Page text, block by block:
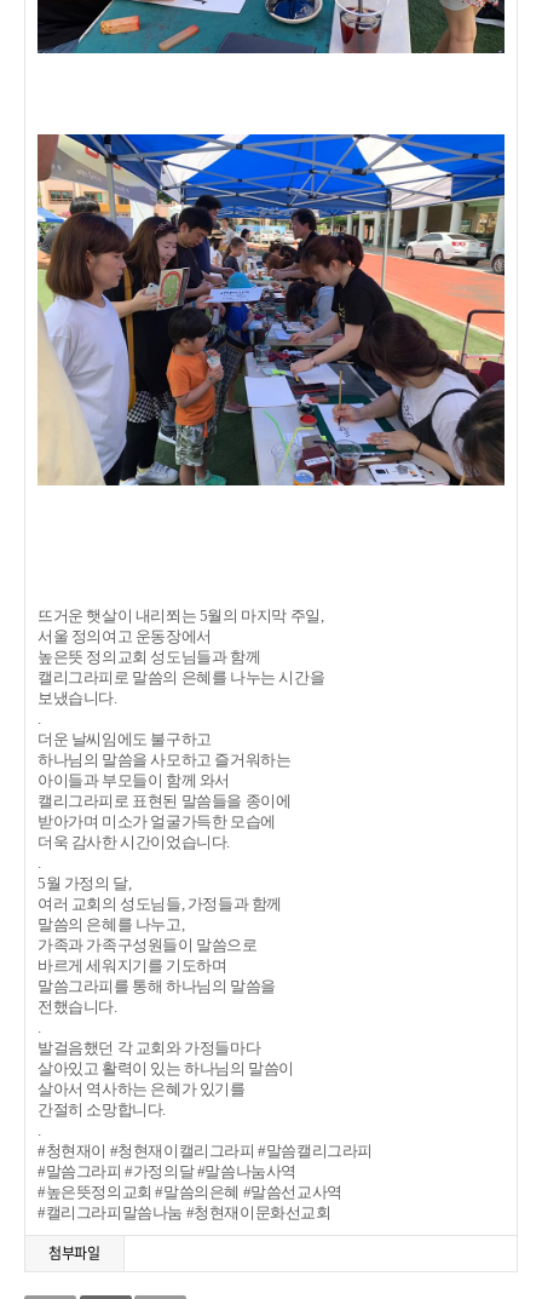
뜨거운 햇살이 내리쬐는 5월의 마지막 주일,
서울 정의여고 운동장에서
높은뜻 정의교회 성도님들과 함께
캘리그라피로 말씀의 은혜를 나누는 시간을
보냈습니다.
.
더운 날씨임에도 불구하고
하나님의 말씀을 사모하고 즐거워하는
아이들과 부모들이 함께 와서
캘리그라피로 표현된 말씀들을 종이에
받아가며 미소가 얼굴가득한 모습에
더욱 감사한 시간이었습니다.
.
5월 가정의 달,
여러 교회의 성도님들, 가정들과 함께
말씀의 은혜를 나누고,
가족과 가족구성원들이 말씀으로
바르게 세워지기를 기도하며
말씀그라피를 통해 하나님의 말씀을
전했습니다.
.
발걸음했던 각 교회와 가정들마다
살아있고 활력이 있는 하나님의 말씀이
살아서 역사하는 은혜가 있기를
간절히 소망합니다.
.
#청현재이 #청현재이캘리그라피 #말씀캘리그라피
#말씀그라피 #가정의달 #말씀나눔사역
#높은뜻정의교회 #말씀의은혜 #말씀선교사역
#캘리그라피말씀나눔 #청현재이문화선교회
첨부파일